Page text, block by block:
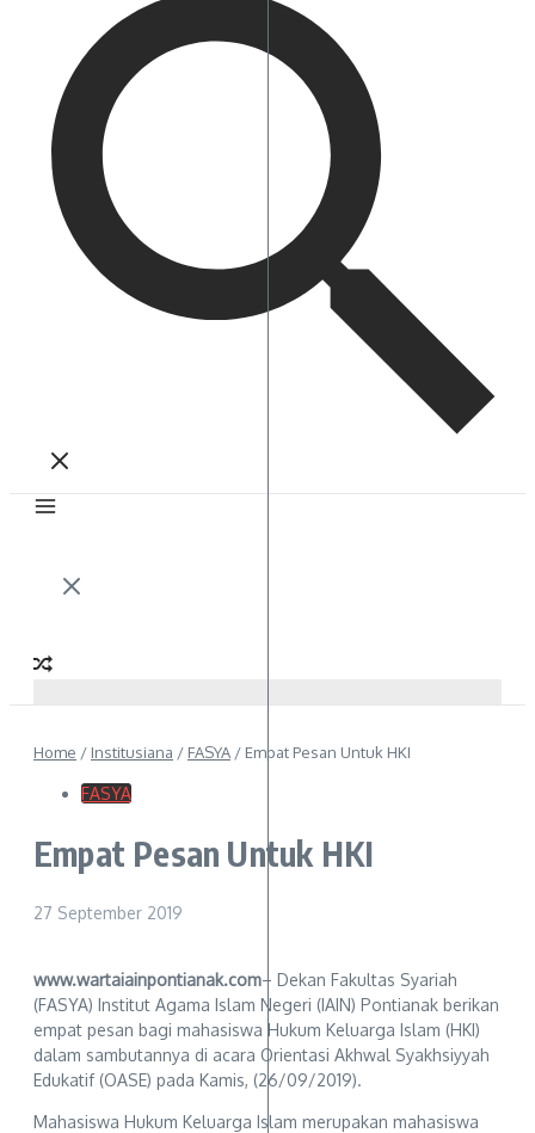
Home / Institusiana / FASYA / Empat Pesan Untuk HKI
FASYA
Empat Pesan Untuk HKI
27 September 2019
www.wartaiainpontianak.com– Dekan Fakultas Syariah
(FASYA) Institut Agama Islam Negeri (IAIN) Pontianak berikan
empat pesan bagi mahasiswa Hukum Keluarga Islam (HKI)
dalam sambutannya di acara Orientasi Akhwal Syakhsiyyah
Edukatif (OASE) pada Kamis, (26/09/2019).
Mahasiswa Hukum Keluarga Islam merupakan mahasiswa